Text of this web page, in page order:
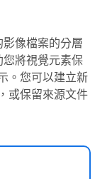
像檔案的分層
將視覺元素保
。您可以建立新
或保留來源文件